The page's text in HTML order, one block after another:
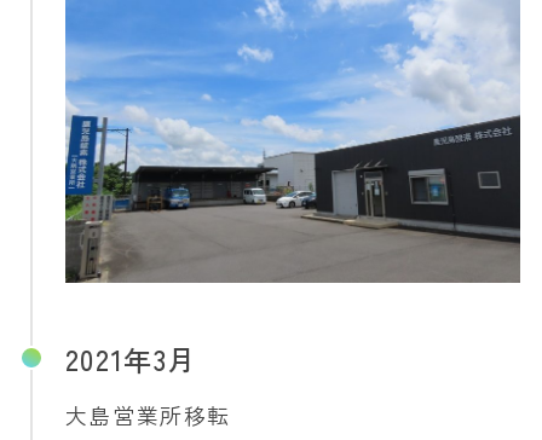
2021年3月
大島営業所移転